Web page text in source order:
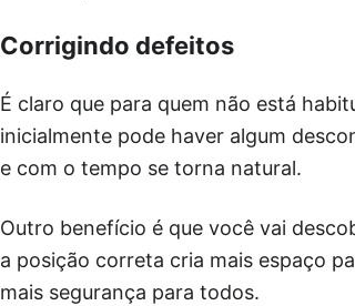
Corrigindo defeitos
É claro que para quem não está
inicialmente pode haver algum
e com o tempo se torna natural.
Outro benefício é que você vai
a posição correta cria mais espaço
mais segurança para todos.